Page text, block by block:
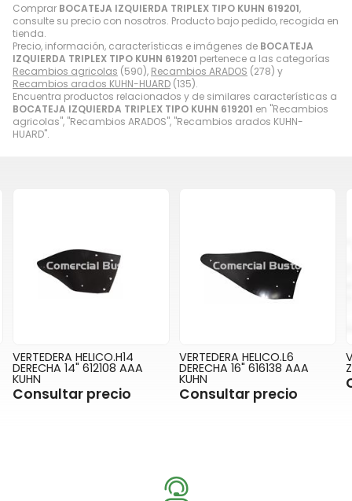
Comprar BOCATEJA IZQUIERDA TRIPLEX TIPO KUHN 619201,
consulte su precio con nosotros. Producto bajo pedido, recogida en
tienda.
Precio, información, características e imágenes de BOCATEJA
IZQUIERDA TRIPLEX TIPO KUHN 619201 pertenece a las categorías
Recambios agricolas (590), Recambios ARADOS (278) y
Recambios arados KUHN-HUARD (135).
Encuentra productos relacionados y de similares características a
BOCATEJA IZQUIERDA TRIPLEX TIPO KUHN 619201 en "Recambios
agricolas", "Recambios ARADOS", "Recambios arados KUHN-
HUARD".
VERTEDERA HELICO.H14
DERECHA 14" 612108 AAA
KUHN
Consultar precio
VERTEDERA HELICO.L6
DERECHA 16" 616138 AAA
KUHN
Consultar precio